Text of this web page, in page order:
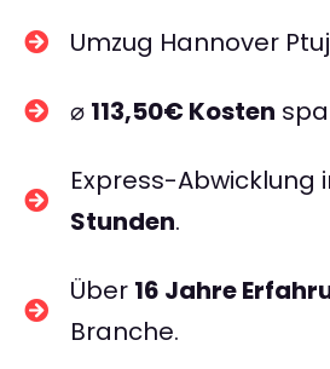
Umzug Hannover Ptuj
⌀ 113,50€ Kosten
Express-Abwicklung
Stunden.
Über 16 Jahre
Branche.